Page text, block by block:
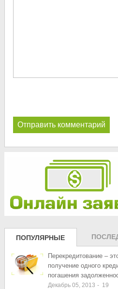
ПОПУЛЯРНЫЕ
ЗАПИСИПерекредитование –
получение одного
погашения
Декабрь 05, 2013 - 19